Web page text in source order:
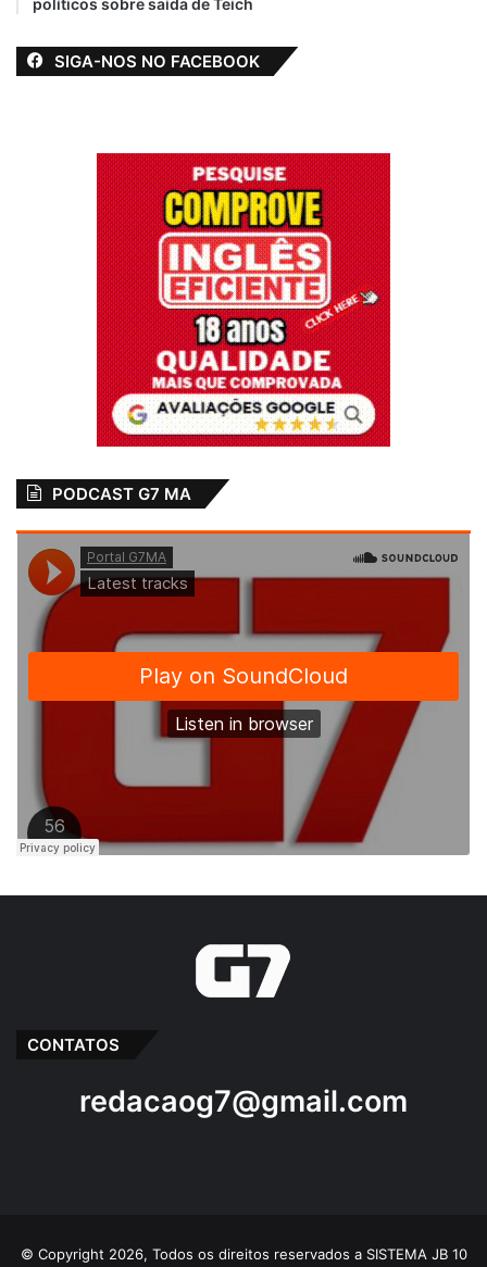
políticos sobre saída de Teich
SIGA-NOS NO FACEBOOK
PODCAST G7 MA
CONTATOS
redacaog7@gmail.com
© Copyright 2026, Todos os direitos reservados a SISTEMA JB 10